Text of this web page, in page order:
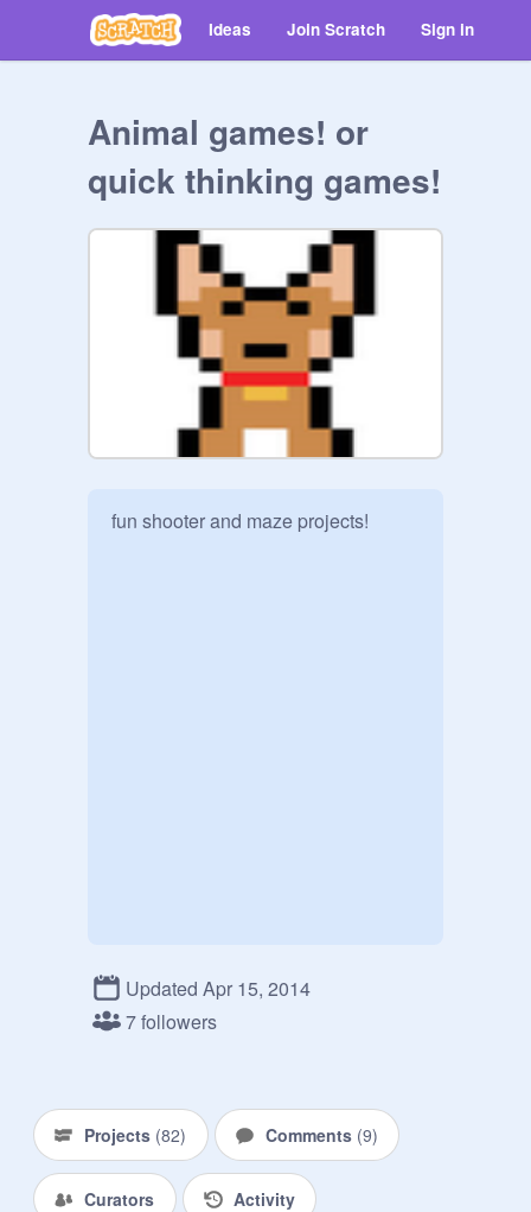
Ideas Join Scratch Sign in
Animal games! or
quick thinking games!
fun shooter and maze projects!
Updated Apr 15, 2014
7 followers
Projects (82) Comments (9)
Curators Activity